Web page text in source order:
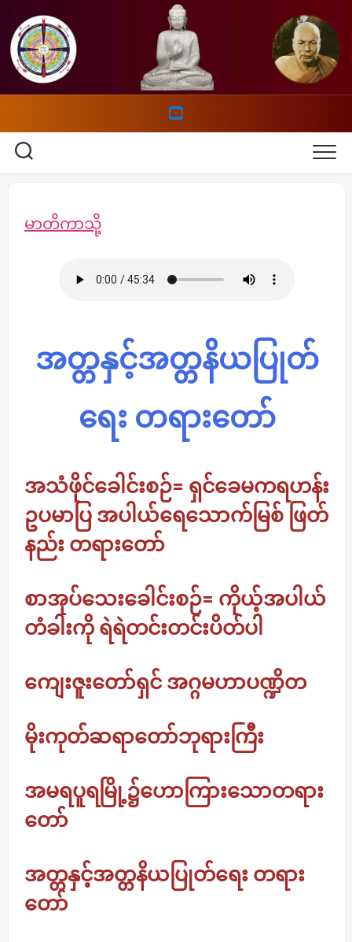
content
မာတိကာသို့
အတ္တနှင့်အတ္တနိယပြုတ်
ရေး တရားတော်
အသံဖိုင်ခေါင်းစဉ်= ရှင်ခေမကရဟန်း
ဥပမာပြ အပါယ်ရေသောက်မြစ် ဖြတ်
နည်း တရားတော်
စာအုပ်သေးခေါင်းစဉ်= ကိုယ့်အပါယ်
တံခါးကို ရဲရဲတင်းတင်းပိတ်ပါ
ကျေးဇူးတော်ရှင် အဂ္ဂမဟာပဏ္ဍိတ
မိုးကုတ်ဆရာတော်ဘုရားကြီး
အမရပူရမြို့၌ဟောကြားသောတရား
တော်
အတ္တနှင့်အတ္တနိယပြုတ်ရေး တရား
တော်